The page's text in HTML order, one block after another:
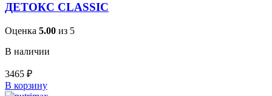
ДЕТОКС CLASSIC
Оценка 5.00 из 5
В наличии
3465 ₽
В корзину